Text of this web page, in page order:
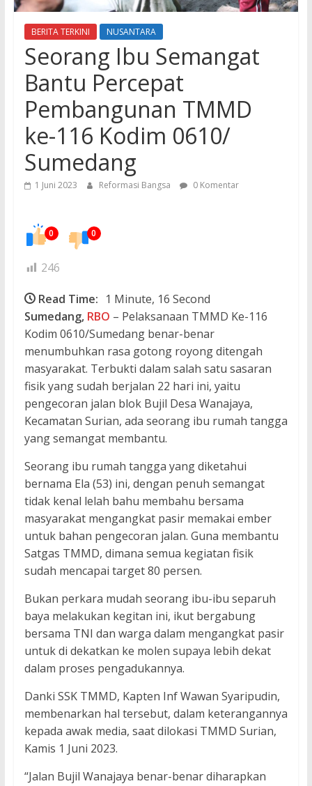
BERITA TERKINI NUSANTARA
Seorang Ibu Semangat
Bantu Percepat
Pembangunan TMMD
ke-116 Kodim 0610/
Sumedang
1 Juni 2023 Reformasi Bangsa 0 Komentar
0 0
246
Read Time: 1 Minute, 16 Second
Sumedang, RBO – Pelaksanaan TMMD Ke-116
Kodim 0610/Sumedang benar-benar
menumbuhkan rasa gotong royong ditengah
masyarakat. Terbukti dalam salah satu sasaran
fisik yang sudah berjalan 22 hari ini, yaitu
pengecoran jalan blok Bujil Desa Wanajaya,
Kecamatan Surian, ada seorang ibu rumah tangga
yang semangat membantu.
Seorang ibu rumah tangga yang diketahui
bernama Ela (53) ini, dengan penuh semangat
tidak kenal lelah bahu membahu bersama
masyarakat mengangkat pasir memakai ember
untuk bahan pengecoran jalan. Guna membantu
Satgas TMMD, dimana semua kegiatan fisik
sudah mencapai target 80 persen.
Bukan perkara mudah seorang ibu-ibu separuh
baya melakukan kegitan ini, ikut bergabung
bersama TNI dan warga dalam mengangkat pasir
untuk di dekatkan ke molen supaya lebih dekat
dalam proses pengadukannya.
Danki SSK TMMD, Kapten Inf Wawan Syaripudin,
membenarkan hal tersebut, dalam keterangannya
kepada awak media, saat dilokasi TMMD Surian,
Kamis 1 Juni 2023.
“Jalan Bujil Wanajaya benar-benar diharapkan